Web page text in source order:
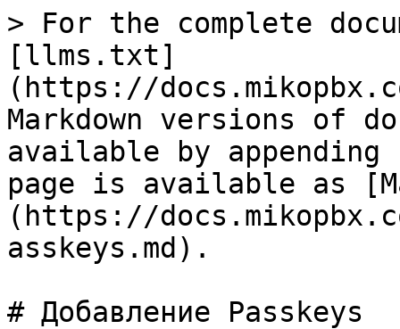
> For the complete
[llms.txt]
(https://
Markdown versions of
available by
page is available as
(https://
asskeys.md).
# Добавление Passkeys